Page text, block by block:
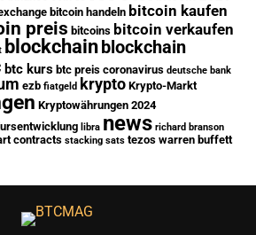
bitcoin handeln bitcoin kaufen
preis bitcoins bitcoin verkaufen
blockchain blockchain
btc kurs btc preis coronavirus deutsche bank
ezb fiatgeld krypto Krypto-Markt
Kryptowährungen 2024
libra news richard branson
contracts stacking sats tezos warren buffett